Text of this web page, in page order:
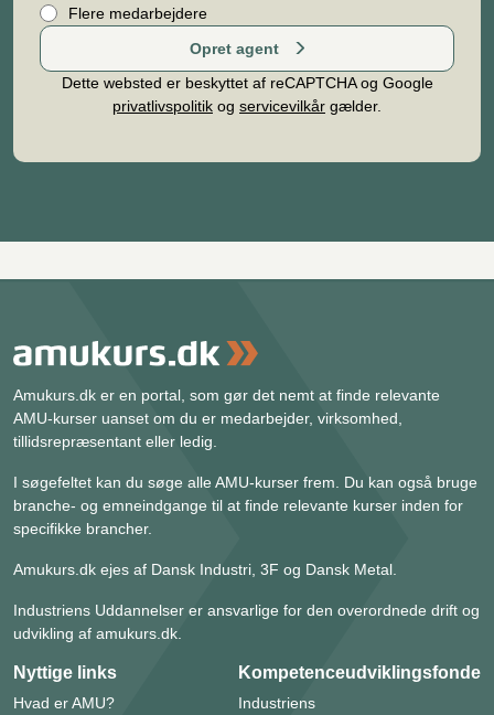
Flere medarbejdere
Opret agent
Dette websted er beskyttet af reCAPTCHA og Google
privatlivspolitik og servicevilkår gælder.
Amukurs.dk er en portal, som gør det nemt at finde relevante
AMU-kurser uanset om du er medarbejder, virksomhed,
tillidsrepræsentant eller ledig.
I søgefeltet kan du søge alle AMU-kurser frem. Du kan også bruge
branche- og emneindgange til at finde relevante kurser inden for
specifikke brancher.
Amukurs.dk ejes af Dansk Industri, 3F og Dansk Metal.
Industriens Uddannelser er ansvarlige for den overordnede drift og
udvikling af amukurs.dk.
Nyttige links
Hvad er AMU?
Kompetenceudviklingsfonde
Industriens